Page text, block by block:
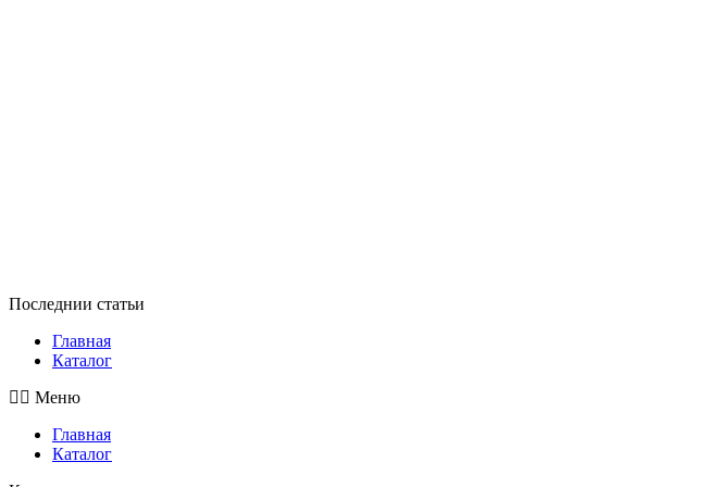
Последнии статьи
Главная
Каталог
Меню
Главная
Каталог